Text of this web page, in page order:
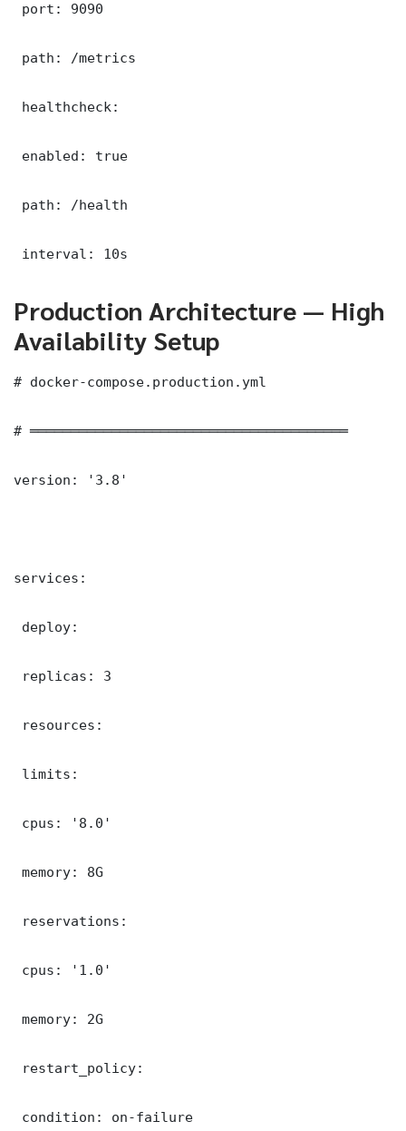
port: 9090
path: /metrics
healthcheck:
enabled: true
path: /health
interval: 10s
Production Architecture — High
Availability Setup
# docker-compose.production.yml
# ═══════════════════════════════════════
version: '3.8'
services:
deploy:
replicas: 3
resources:
limits:
cpus: '8.0'
memory: 8G
reservations:
cpus: '1.0'
memory: 2G
restart_policy:
condition: on-failure